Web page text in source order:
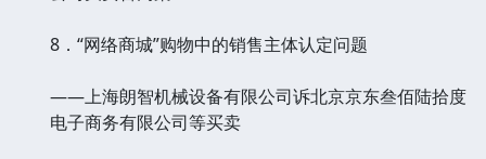
8．“网络商城”购物中的销售主体认定问题
——上海朗智机械设备有限公司诉北京京东叁佰陆拾度
电子商务有限公司等买卖